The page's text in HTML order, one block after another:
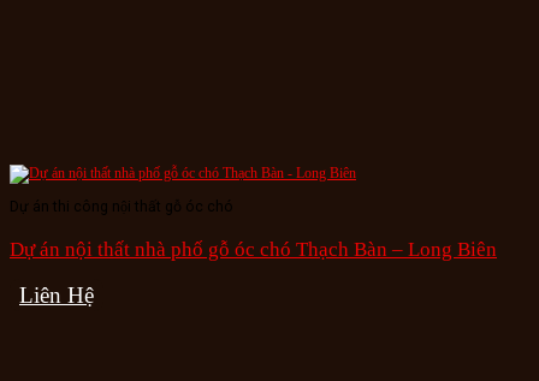
Dự án thi công nội thất gỗ óc chó
Dự án nội thất nhà phố gỗ óc chó Thạch Bàn – Long Biên
Liên Hệ